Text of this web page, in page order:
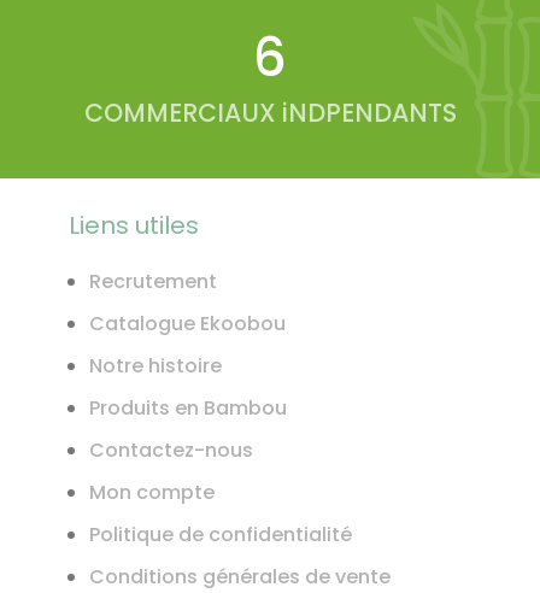
6
COMMERCIAUX iNDPENDANTS
Liens utiles
Recrutement
Catalogue Ekoobou
Notre histoire
Produits en Bambou
Contactez-nous
Mon compte
Politique de confidentialité
Conditions générales de vente